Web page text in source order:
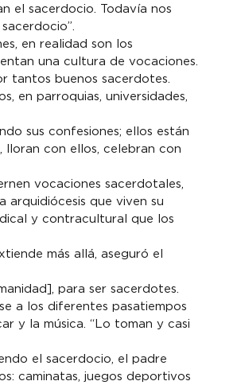
el sacerdocio. Todavía nos
en realidad son los
una cultura de vocaciones.
tantos buenos sacerdotes.
en parroquias, universidades,
sus confesiones; ellos están
lloran con ellos, celebran con
vocaciones sacerdotales,
arquidiócesis que viven su
y contracultural que los
más allá, aseguró el
para ser sacerdotes.
a los diferentes pasatiempos
y la música. “Lo toman y casi
el sacerdocio, el padre
caminatas, juegos deportivos